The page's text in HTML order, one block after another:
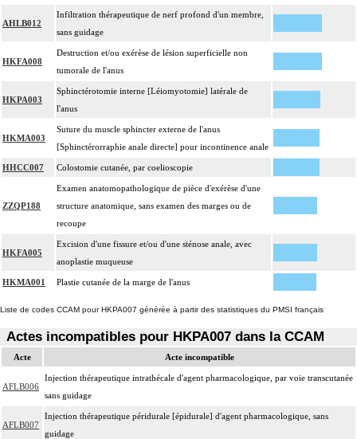
AHLB012
Infiltration thérapeutique de nerf profond d'un membre,
sans guidage
HKFA008
Destruction et/ou exérèse de lésion superficielle non
tumorale de l'anus
HKPA003
Sphinctérotomie interne [Léiomyotomie] latérale de
l'anus
HKMA003
Suture du muscle sphincter externe de l'anus
[Sphinctérorraphie anale directe] pour incontinence anale
HHCC007 Colostomie cutanée, par coelioscopie
ZZQP188
Examen anatomopathologique de pièce d'exérèse d'une
structure anatomique, sans examen des marges ou de
recoupe
HKFA005
Excision d'une fissure et/ou d'une sténose anale, avec
anoplastie muqueuse
HKMA001 Plastie cutanée de la marge de l'anus
Liste de codes CCAM pour HKPA007 générée à partir des statistiques du PMSI français
Actes incompatibles pour HKPA007 dans la CCAM
Acte Acte incompatible
AFLB006
Injection thérapeutique intrathécale d'agent pharmacologique, par voie transcutanée
sans guidage
AFLB007
Injection thérapeutique péridurale [épidurale] d'agent pharmacologique, sans
guidage